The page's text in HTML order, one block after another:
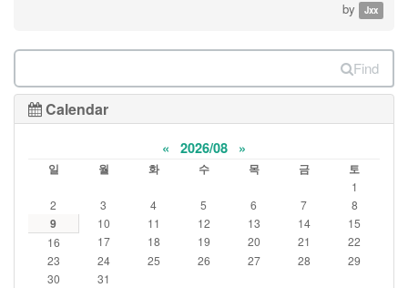
by Jxx
Find
Calendar
« 2026/08 »
일 월 화 수 목 금 토
1
2
3 4 5 6 7 8
9 10 11 12 13 14
15
16
17 18 19 20 21
22
23
24 25 26 27 28
29
30
31